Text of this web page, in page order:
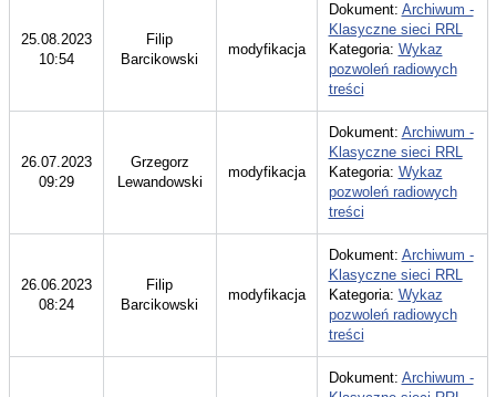
25.08.2023
10:54
Filip
Barcikowski
modyfikacja
Dokument: Archiwum -
Klasyczne sieci RRL
Kategoria: Wykaz
pozwoleń radiowych
treści
26.07.2023
09:29
Grzegorz
Lewandowski
modyfikacja
Dokument: Archiwum -
Klasyczne sieci RRL
Kategoria: Wykaz
pozwoleń radiowych
treści
26.06.2023
08:24
Filip
Barcikowski
modyfikacja
Dokument: Archiwum -
Klasyczne sieci RRL
Kategoria: Wykaz
pozwoleń radiowych
treści
Dokument: Archiwum -